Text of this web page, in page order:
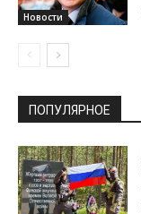
Новости
ПОПУЛЯРНОЕ